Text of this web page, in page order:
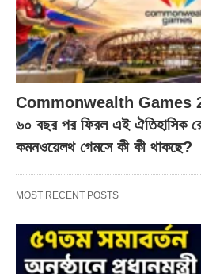
Commonwealth Games
৬০ বছর পর ফিরল এই ঐতিহাসিক
কমনওয়েলথ গেমসে কী কী থাকছে?
MOST RECENT POSTS